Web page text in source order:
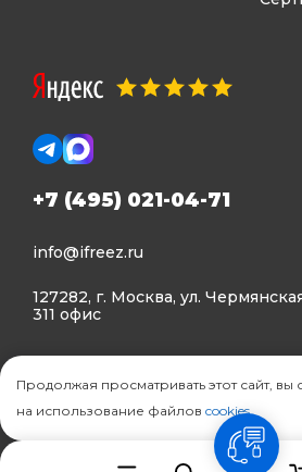
+7 (495) 021-04-71
info@ifreez.ru
127282, г. Москва, ул.
311 офис
Политика конфиденциальности
© Ifreez - продажа и установка
связь
Продолжая просматривать этот сайт, вы
на использование файлов cookies.